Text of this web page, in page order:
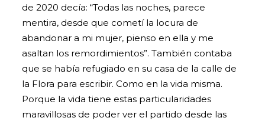
de 2020 decía: “Todas las noches, parece
mentira, desde que cometí la locura de
abandonar a mi mujer, pienso en ella y me
asaltan los remordimientos”. También contaba
que se había refugiado en su casa de la calle de
la Flora para escribir. Como en la vida misma.
Porque la vida tiene estas particularidades
maravillosas de poder ver el partido desde las